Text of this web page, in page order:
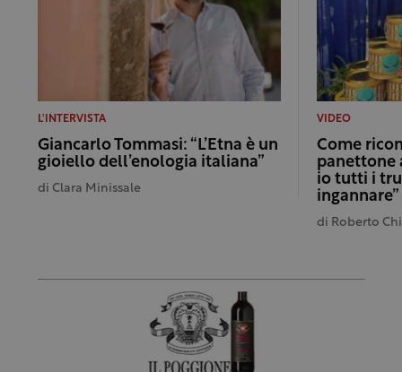
L'INTERVISTA
Giancarlo Tommasi: “L’Etna è un
gioiello dell’enologia italiana”
di Clara Minissale
VIDEO
Come
panettone
io tutti i
ingannare”
di Roberto